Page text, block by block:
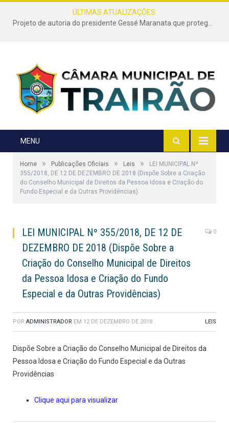
ÚLTIMAS ATUALIZAÇÕES:
Projeto de autoria do presidente Gessé Maranata que protege as estradas vicinais de Trairão é transformado em lei
MENU
Home » Publicações Oficiais » Leis »
LEI MUNICIPAL Nº
355/2018, DE 12 DE DEZEMBRO DE 2018 (Dispõe Sobre a Criação
do Conselho Municipal de Direitos da Pessoa Idosa e Criação do
Fundo Especial e da Outras Providências)
LEI MUNICIPAL Nº 355/2018, DE 12 DE
DEZEMBRO DE 2018 (Dispõe Sobre a
Criação do Conselho Municipal de Direitos
da Pessoa Idosa e Criação do Fundo
Especial e da Outras Providências)
0
POR ADMINISTRADOR EM 12 DE DEZEMBRO DE 2018 LEIS
Dispõe Sobre a Criação do Conselho Municipal de Direitos da
Pessoa Idosa e Criação do Fundo Especial e da Outras
Providências
Clique aqui para visualizar